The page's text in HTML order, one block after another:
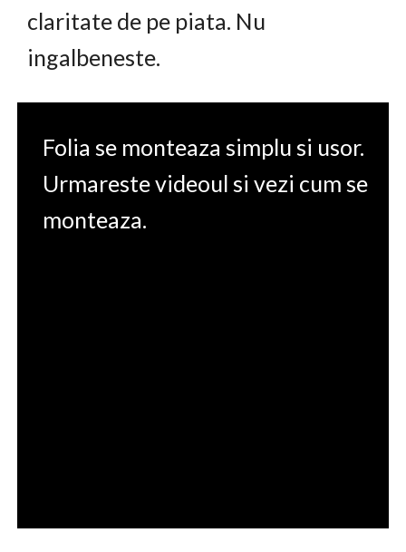
claritate de pe piata. Nu
ingalbeneste.
Folia se monteaza simplu si usor.
Urmareste videoul si vezi cum se
monteaza.